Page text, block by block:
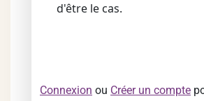
d'être le cas.
Connexion ou Créer un compte